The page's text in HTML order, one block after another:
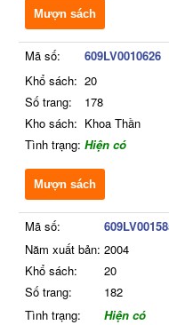
Mượn sách
Mã số:
609LV0010626
Khổ sách: 20
Số trang:
178
Kho sách: Khoa Thần
Tình trạng: Hiện có
Mượn sách
Mã số:
Năm xuất bản: 2004
Khổ sách:
20
Số trang:
182
Tình trạng:
Hiện có